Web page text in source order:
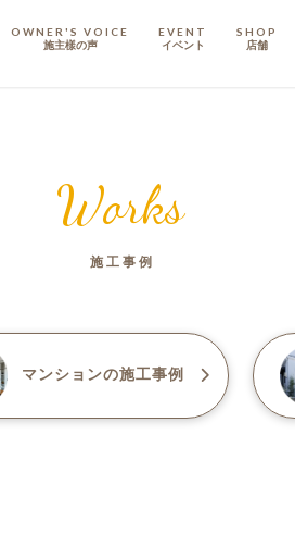
OWNER'S VOICE
施主樣の声
EVENT
イベント
SHOP
店舗
Works
施工事例
マンションの施工事例